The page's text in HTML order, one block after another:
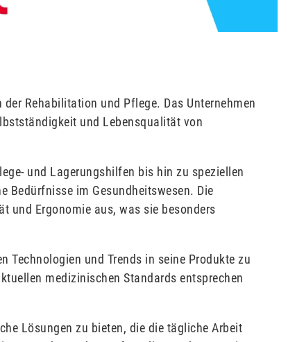
Rehabilitation und Pflege. Das Unternehmen
und Lebensqualität von
und Lagerungshilfen bis hin zu speziellen
Bedürfnisse im Gesundheitswesen. Die
und Ergonomie aus, was sie besonders
Technologien und Trends in seine Produkte zu
medizinischen Standards entsprechen
Lösungen zu bieten, die die tägliche Arbeit